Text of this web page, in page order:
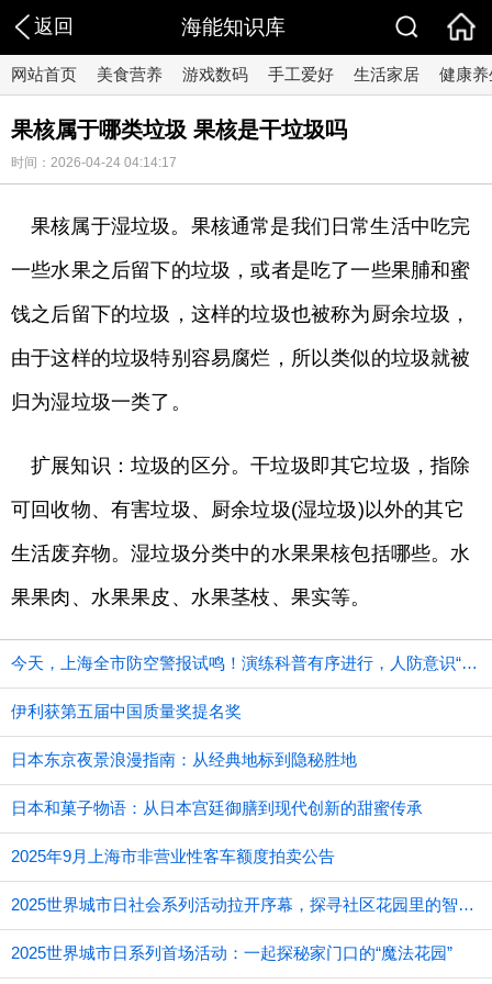
返回 海能知识库
网站首页 美食营养 游戏数码 手工爱好 生活家居 健康养
果核属于哪类垃圾 果核是干垃圾吗
时间：2026-04-24 04:14:17
果核属于湿垃圾。果核通常是我们日常生活中吃完
一些水果之后留下的垃圾，或者是吃了一些果脯和蜜
饯之后留下的垃圾，这样的垃圾也被称为厨余垃圾，
由于这样的垃圾特别容易腐烂，所以类似的垃圾就被
归为湿垃圾一类了。
扩展知识：垃圾的区分。干垃圾即其它垃圾，指除
可回收物、有害垃圾、厨余垃圾(湿垃圾)以外的其它
生活废弃物。湿垃圾分类中的水果果核包括哪些。水
果果肉、水果果皮、水果茎枝、果实等。
今天，上海全市防空警报试鸣！演练科普有序进行，人防意识“声入人心”
伊利获第五届中国质量奖提名奖
日本东京夜景浪漫指南：从经典地标到隐秘胜地
日本和菓子物语：从日本宫廷御膳到现代创新的甜蜜传承
2025年9月上海市非营业性客车额度拍卖公告
2025世界城市日社会系列活动拉开序幕，探寻社区花园里的智慧应用
2025世界城市日系列首场活动：一起探秘家门口的“魔法花园”